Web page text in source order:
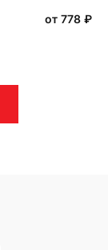
от 778₽